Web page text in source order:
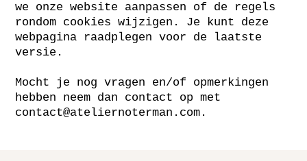
we onze website aanpassen of de regels
rondom cookies wijzigen. Je kunt deze
webpagina raadplegen voor de laatste
versie.
Mocht je nog vragen en/of opmerkingen
hebben neem dan contact op met
contact@ateliernoterman.com .